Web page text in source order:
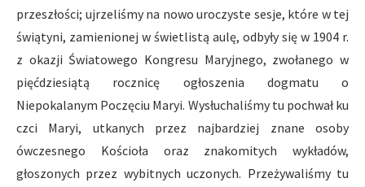
przeszłości; ujrzeliśmy na nowo uroczyste sesje, które w tej
świątyni, zamienionej w świetlistą aulę, odbyły się w 1904 r.
z okazji Światowego Kongresu Maryjnego, zwołanego w
pięćdziesiątą rocznicę ogłoszenia dogmatu o
Niepokalanym Poczęciu Maryi. Wysłuchaliśmy tu pochwał ku
czci Maryi, utkanych przez najbardziej znane osoby
ówczesnego Kościoła oraz znakomitych wykładów,
głoszonych przez wybitnych uczonych. Przeżywaliśmy tu